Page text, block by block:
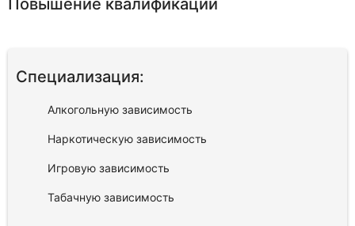
Повышение квалификации
Специализация:
Алкогольную зависимость
Наркотическую зависимость
Игровую зависимость
Табачную зависимость